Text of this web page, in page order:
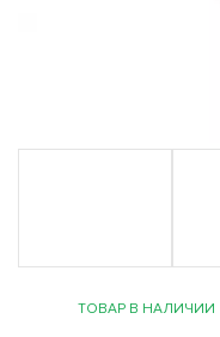
ТОВАР В НАЛИЧИИ